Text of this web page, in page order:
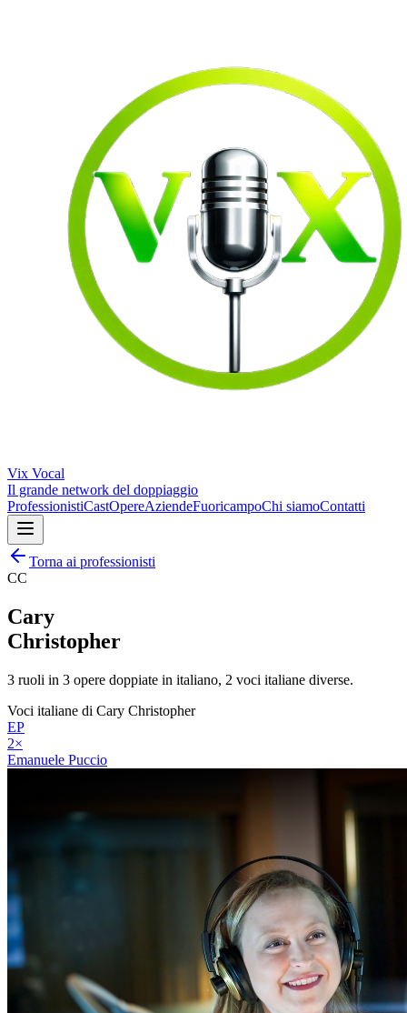
Vix Vocal
Il grande network del doppiaggio
ProfessionistiCastOpereAziendeFuoricampoChi siamoContatti
Torna ai professionisti
CC
Cary
Christopher
3 ruoli in 3 opere doppiate in italiano, 2 voci italiane diverse.
Voci italiane di Cary Christopher
EP
2×
Emanuele Puccio